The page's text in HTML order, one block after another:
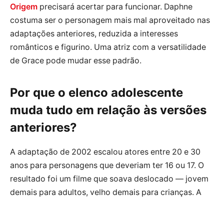
Origem precisará acertar para funcionar. Daphne
costuma ser o personagem mais mal aproveitado nas
adaptações anteriores, reduzida a interesses
românticos e figurino. Uma atriz com a versatilidade
de Grace pode mudar esse padrão.
Por que o elenco adolescente
muda tudo em relação às versões
anteriores?
A adaptação de 2002 escalou atores entre 20 e 30
anos para personagens que deveriam ter 16 ou 17. O
resultado foi um filme que soava deslocado — jovem
demais para adultos, velho demais para crianças. A